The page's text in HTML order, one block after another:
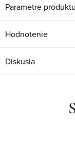
Parametre produktu
Hodnotenie
Diskusia